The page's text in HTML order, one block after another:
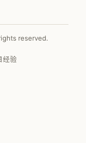
reserved.
经验